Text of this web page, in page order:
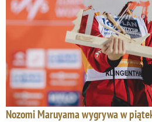
Nozomi Maruyama wygrywa w